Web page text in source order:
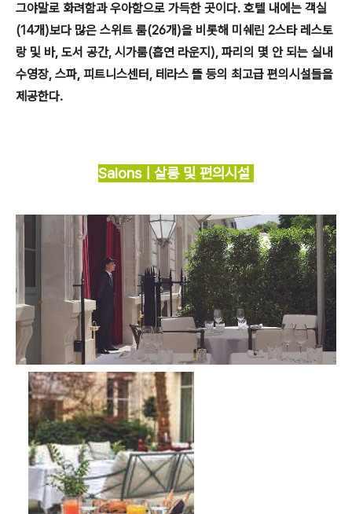
그야말로 화려함과 우아함으로 가득한 곳이다. 호텔 내에는 객실
(14개)보다 많은 스위트 룸(26개)을 비롯해 미쉐린 2스타 레스토
랑 및 바, 도서 공간, 시가룸(흡연 라운지), 파리의 몇 안 되는 실내
수영장, 스파, 피트니스센터, 테라스 뜰 등의 최고급 편의시설들을
제공한다.
Salonsㅣ살롱 및 편의시설